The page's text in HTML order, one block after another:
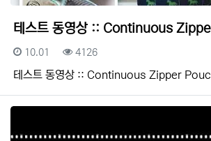
테스트 동영상 :: Continuous
등록일
10.01 조회
4126
테스트 동영상 :: Continuous Zipper